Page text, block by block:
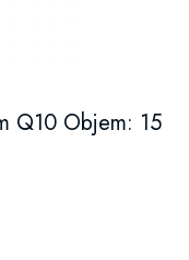
Q10 Objem: 15